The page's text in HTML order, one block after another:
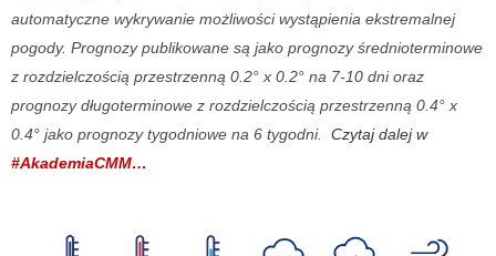
automatyczne wykrywanie możliwości wystąpienia ekstremalnej
pogody. Prognozy publikowane są jako prognozy średnioterminowe
z rozdzielczością przestrzenną 0.2° x 0.2° na 7-10 dni oraz
prognozy długoterminowe z rozdzielczością przestrzenną 0.4° x
0.4° jako prognozy tygodniowe na 6 tygodni. Czytaj dalej w
#AkademiaCMM…